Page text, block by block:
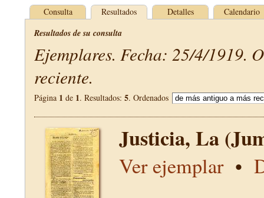
Consulta Resultados Detalles Calendario
Resultados de su consulta
Ejemplares. Fecha: 25/4/1919.
reciente.
Página 1 de 1. Resultados: 5. Ordenados
Justicia, La
Ver ejemplar•